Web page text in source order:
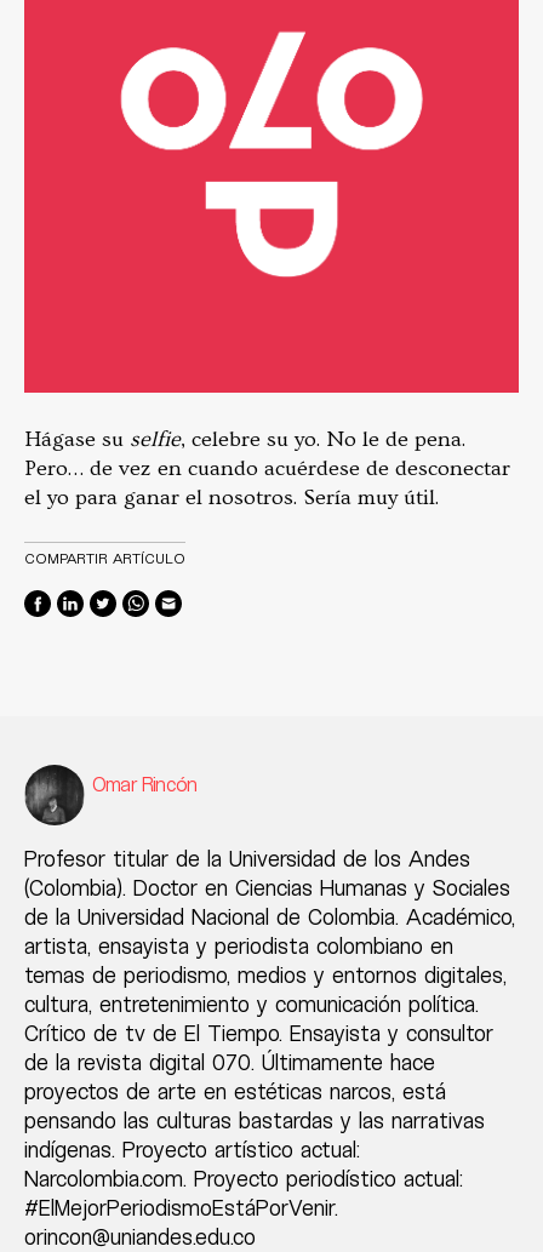
Hágase su selfie, celebre su yo. No le de pena.
Pero… de vez en cuando acuérdese de desconectar
el yo para ganar el nosotros. Sería muy útil.
COMPARTIR ARTÍCULO
Omar Rincón
Profesor titular de la Universidad de los Andes
(Colombia). Doctor en Ciencias Humanas y Sociales
de la Universidad Nacional de Colombia. Académico,
artista, ensayista y periodista colombiano en
temas de periodismo, medios y entornos digitales,
cultura, entretenimiento y comunicación política.
Crítico de tv de El Tiempo. Ensayista y consultor
de la revista digital 070. Últimamente hace
proyectos de arte en estéticas narcos, está
pensando las culturas bastardas y las narrativas
indígenas. Proyecto artístico actual:
Narcolombia.com. Proyecto periodístico actual:
#ElMejorPeriodismoEstáPorVenir.
orincon@uniandes.edu.co